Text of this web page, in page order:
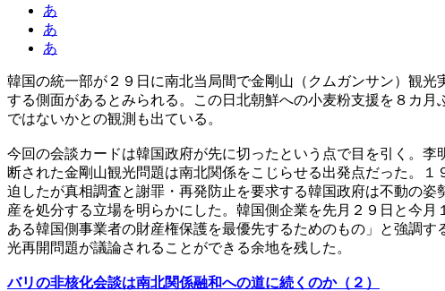
あ
あ
あ
韓国の統一部が２９日に南北当局間で金剛山（クムガンサン）観
する側面があるとみられる。この日北朝鮮への小麦粉支援を８カ
ではないかとの観測も出ている。
今回の会談カードは韓国政府が先に切ったという点で目を引く。
断された金剛山観光問題は南北関係をこじらせる出発点だった。
迫したが真相調査と謝罪・再発防止を要求する韓国政府は不動の
産を処分する立場を明らかにした。韓国側企業を先月２９日と今
ある韓国側事業者の財産権保護を最優先するためのもの」と強調
光再開問題が議論されることができる余地を残した。
バリの非核化会談は南北関係融和への道に続くのか（２）